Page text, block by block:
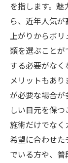
を指します。
ら、近年人気
上がりからボ
類を選ぶこと
する必要がな
メリットもあ
が必要な場合
しい目元を保つ
施術だけでな
希望に合わせ
でいる方や、